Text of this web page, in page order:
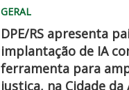
GERAL
DPE/RS apresenta
implantação de IA
ferramenta para
justiça, na Cidade da